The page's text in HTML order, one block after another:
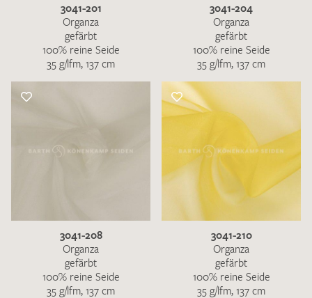
3041-201
Organza
gefärbt
100% reine Seide
35 g/lfm, 137 cm
3041-204
Organza
gefärbt
100% reine Seide
35 g/lfm, 137 cm
3041-208
Organza
gefärbt
100% reine Seide
35 g/lfm, 137 cm
3041-210
Organza
gefärbt
100% reine Seide
35 g/lfm, 137 cm